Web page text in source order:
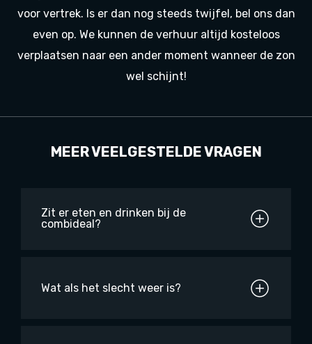
voor vertrek. Is er dan nog steeds twijfel, bel ons dan
even op. We kunnen de verhuur altijd kosteloos
verplaatsen naar een ander moment wanneer de zon
wel schijnt!
MEER VEELGESTELDE VRAGEN
Zit er eten en drinken bij de
combideal?
Wat als het slecht weer is?